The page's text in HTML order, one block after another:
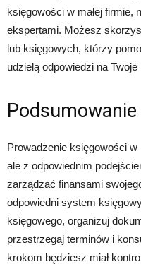
księgowości w małej firmie,
ekspertami. Możesz
lub księgowych, którzy
udzielą odpowiedzi na Twoje
Podsumowanie
Prowadzenie księgowości
ale z odpowiednim
zarządzać finansami
odpowiedni system
księgowego, organizuj
przestrzegaj terminów i
krokom będziesz miał